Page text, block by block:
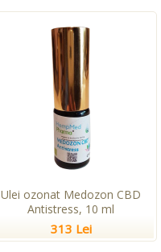
Ulei ozonat Medozon CBD
Antistress, 10 ml
313 Lei